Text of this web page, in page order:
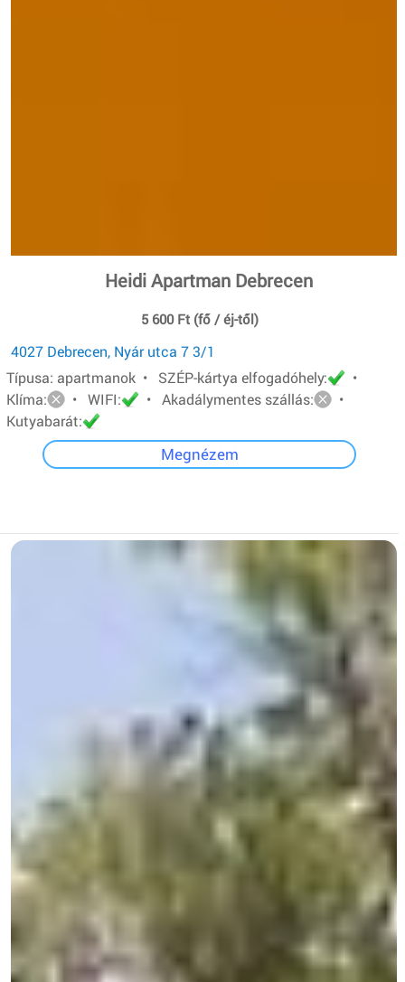
Heidi Apartman Debrecen
5 600 Ft (fő / éj-től)
4027 Debrecen, Nyár utca 7 3/1
Típusa: apartmanok • SZÉP-kártya elfogadóhely:
•
Klíma:
• WIFI: • Akadálymentes szállás:
•
Kutyabarát:
Megnézem